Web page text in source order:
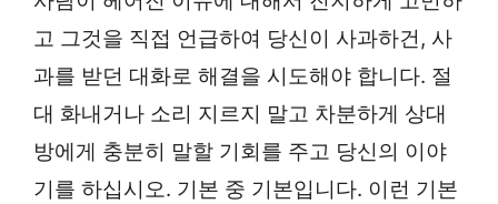
고 그것을 직접 언급하여 당신이 사과하건, 사
과를 받던 대화로 해결을 시도해야 합니다. 절
대 화내거나 소리 지르지 말고 차분하게 상대
방에게 충분히 말할 기회를 주고 당신의 이야
기를 하십시오. 기본 중 기본입니다. 이런 기본